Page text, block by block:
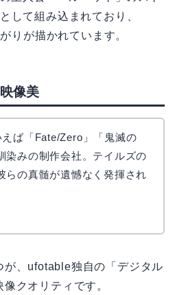
して組み込まれており、
りが描かれています。
像美
ば「Fate/Zero」「鬼滅の
染みの制作会社。テイルズの
らの真髄が遺憾なく発揮され
が、ufotable独自の「デジタル
クオリティです。